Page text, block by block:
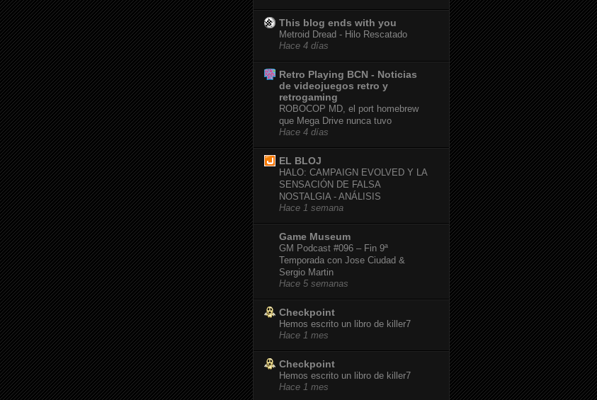
This blog ends with you
Metroid Dread - Hilo Rescatado
Hace 4 días
Retro Playing BCN - Noticias
de videojuegos retro y
retrogaming
ROBOCOP MD, el port homebrew
que Mega Drive nunca tuvo
Hace 4 días
EL BLOJ
HALO: CAMPAIGN EVOLVED Y LA
SENSACIÓN DE FALSA
NOSTALGIA - ANÁLISIS
Hace 1 semana
Game Museum
GM Podcast #096 – Fin 9ª
Temporada con Jose Ciudad &
Sergio Martin
Hace 5 semanas
Checkpoint
Hemos escrito un libro de killer7
Hace 1 mes
Checkpoint
Hemos escrito un libro de killer7
Hace 1 mes